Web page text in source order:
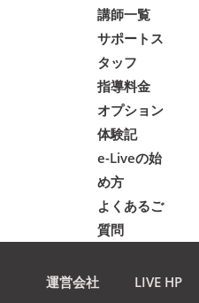
講師一覧
サポートス
タッフ
指導料金
オプション
体験記
e-Liveの始
め方
よくあるご
質問
運営会社 LIVE HP